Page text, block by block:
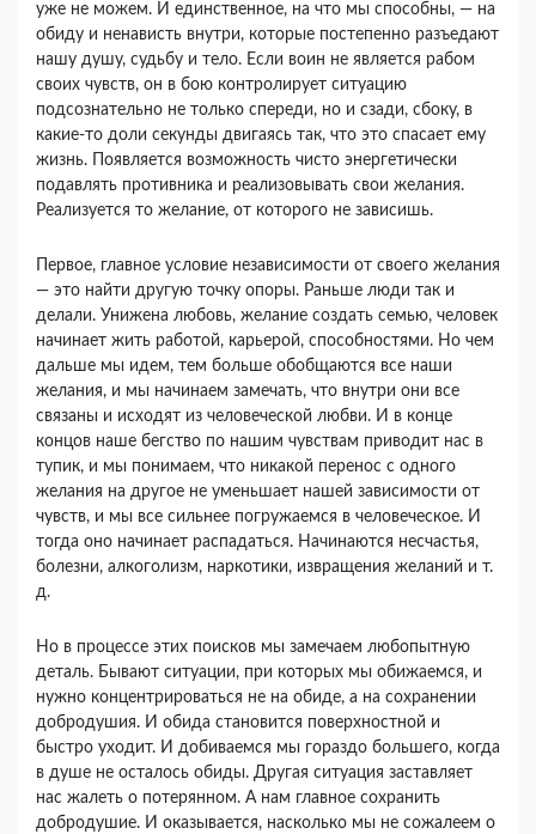
уже не можем. И единственное, на что мы способны, — на
обиду и ненависть внутри, которые постепенно разъедают
нашу душу, судьбу и тело. Если воин не является рабом
своих чувств, он в бою контролирует ситуацию
подсознательно не только спереди, но и сзади, сбоку, в
какие-то доли секунды двигаясь так, что это спасает ему
жизнь. Появляется возможность чисто энергетически
подавлять противника и реа­лизовывать свои желания.
Реализуется то жела­ние, от которого не зависишь.
Первое, главное условие независимости от свое­го желания
— это найти другую точку опоры. Ра­ньше люди так и
делали. Унижена любовь, жела­ние создать семью, человек
начинает жить рабо­той, карьерой, способностями. Но чем
дальше мы идем, тем больше обобщаются все наши
желания, и мы начинаем замечать, что внутри они все
связа­ны и исходят из человеческой любви. И в конце
концов наше бегство по нашим чувствам приводит нас в
тупик, и мы понимаем, что никакой перенос с одного
желания на другое не уменьшает нашей зависимости от
чувств, и мы все сильнее погружа­емся в человеческое. И
тогда оно начинает распа­даться. Начинаются несчастья,
болезни, алкого­лизм, наркотики, извращения желаний и т.
д.
Но в процессе этих поисков мы замечаем любо­пытную
деталь. Бывают ситуации, при которых мы обижаемся, и
нужно концентрироваться не на обиде, а на сохранении
добродушия. И обида ста­новится поверхностной и
быстро уходит. И доби­ваемся мы гораздо большего, когда
в душе не осталось обиды. Другая ситуация заставляет
нас жалеть о потерянном. А нам главное сохранить
добродушие. И оказывается, насколько мы не со­жалеем о